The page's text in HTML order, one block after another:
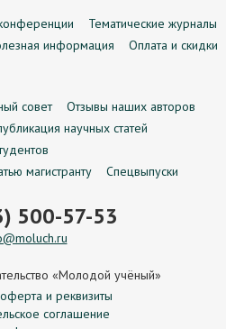
Тематические журналы
информация
Оплата и скидки
совет
Отзывы наших авторов
научных статей
магистранту
Спецвыпуски
500-57-53
«Молодой учёный»
и реквизиты
соглашение